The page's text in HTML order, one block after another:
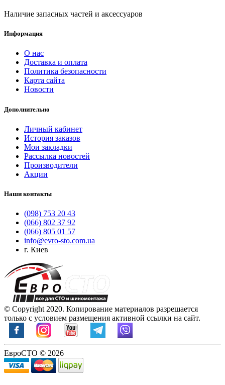
Наличие запасных частей и аксессуаров
Информация
О нас
Доставка и оплата
Политика безопасности
Карта сайта
Новости
Дополнительно
Личный кабинет
История заказов
Мои закладки
Рассылка новостей
Производители
Акции
Наши контакты
(098) 753 20 43
(066) 802 37 92
(066) 805 01 57
info@evro-sto.com.ua
г. Киев
© Copyright 2020. Копирование материалов разрешается
только с условием размещения активной ссылки на сайт.
ЕвроСТО © 2026